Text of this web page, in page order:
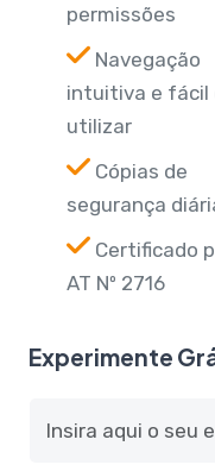
permissões
Navegação
intuitiva e fácil
utilizar
Cópias de
segurança
Certificado
AT Nº 2716
Experimente